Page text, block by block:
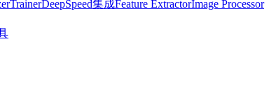
TrainerDeepSpeed集成Feature ExtractorImage Processor